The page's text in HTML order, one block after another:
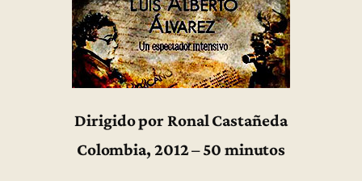
Dirigido por Ronal Castañeda
Colombia, 2012 – 50 minutos